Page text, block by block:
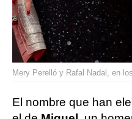
Mery Perelló y Rafal Nadal, en
El nombre que han